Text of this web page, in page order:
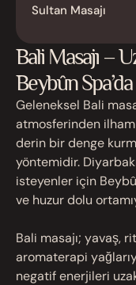
Sultan Masajı
Bali Masajı –
Beybûn Spa’da
Geleneksel Bali
atmosferinden
derin bir denge
yöntemidir.
isteyenler için
ve huzur dolu
Bali masajı; yavaş,
aromaterapi
negatif enerjileri